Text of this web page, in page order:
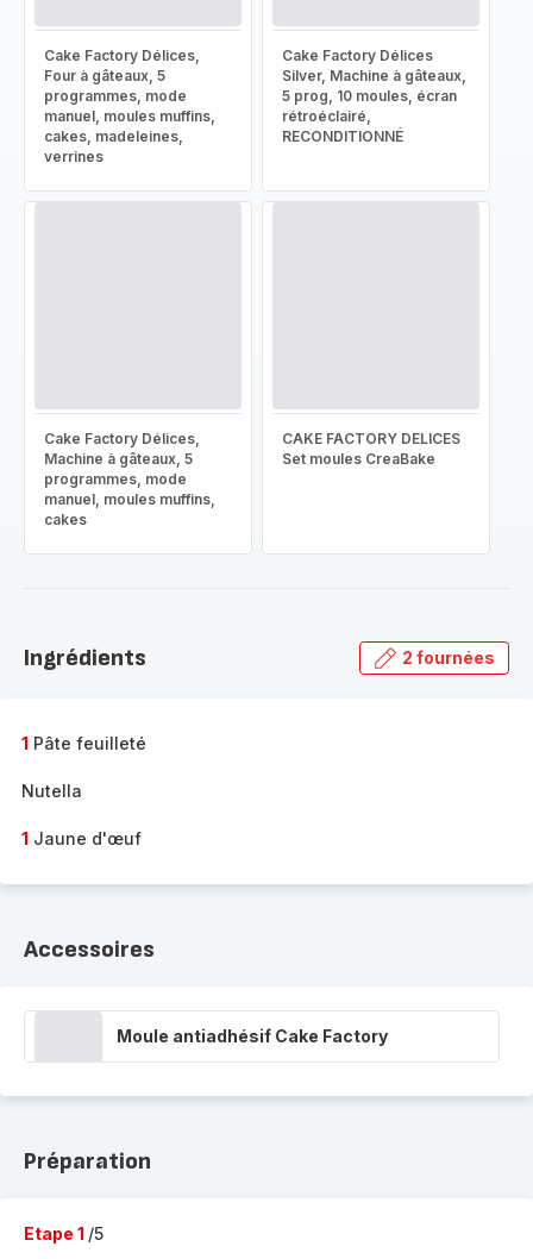
Cake Factory Délices,
Four à gâteaux, 5
programmes, mode
manuel, moules muffins,
cakes, madeleines,
verrines
Cake Factory Délices
Silver, Machine à gâteaux,
5 prog, 10 moules, écran
rétroéclairé,
RECONDITIONNÉ
Cake Factory Délices,
Machine à gâteaux, 5
programmes, mode
manuel, moules muffins,
cakes
CAKE FACTORY DELICES
Set moules CreaBake
Ingrédients 2 fournées
1 Pâte feuilleté
Nutella
1 Jaune d'œuf
Accessoires
Moule antiadhésif Cake Factory
Préparation
Etape 1 /5